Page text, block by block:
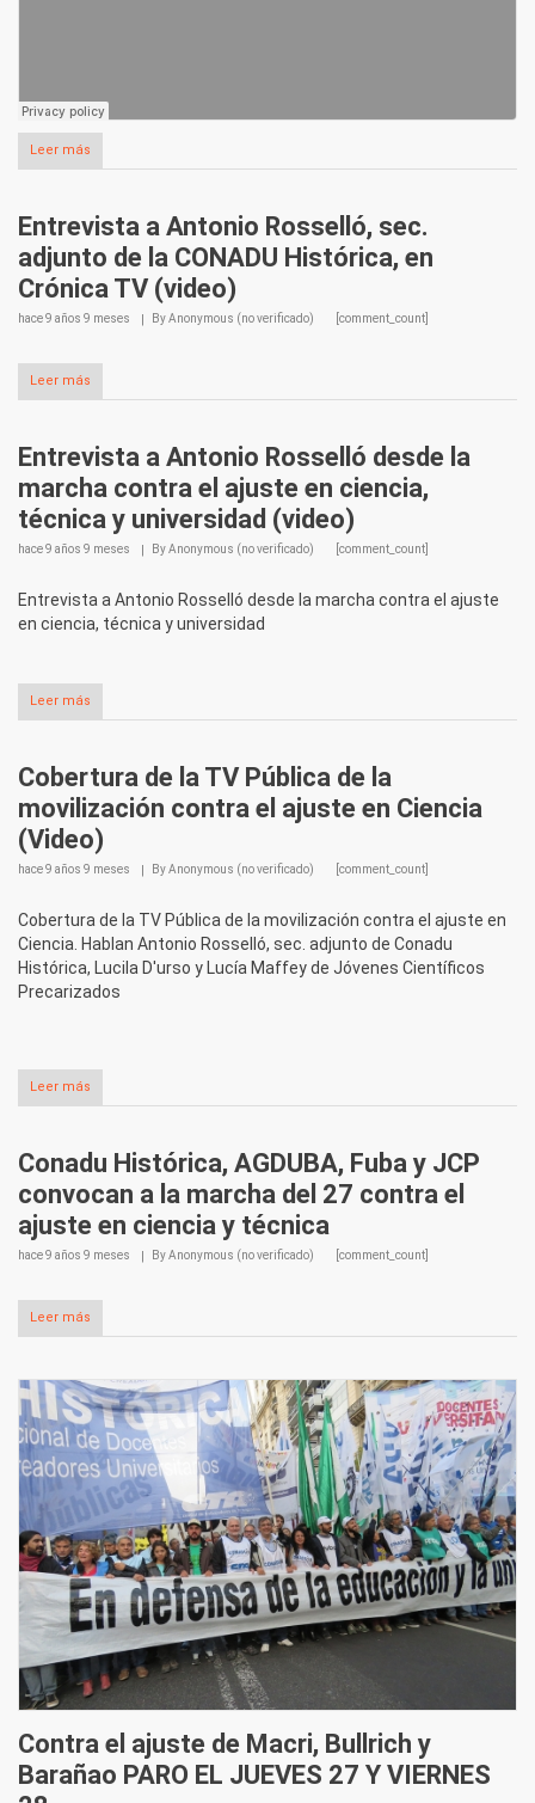
Leer más
Entrevista a Antonio Rosselló, sec.
adjunto de la CONADU Histórica, en
Crónica TV (video)
hace9 años 9 meses ByAnonymous (no verificado) [comment_count]
Leer más
Entrevista a Antonio Rosselló desde la
marcha contra el ajuste en ciencia,
técnica y universidad (video)
hace9 años 9 meses ByAnonymous (no verificado) [comment_count]
Entrevista a Antonio Rosselló desde la marcha contra el ajuste
en ciencia, técnica y universidad
Leer más
Cobertura de la TV Pública de la
movilización contra el ajuste en Ciencia
(Video)
hace9 años 9 meses ByAnonymous (no verificado) [comment_count]
Cobertura de la TV Pública de la movilización contra el ajuste en
Ciencia. Hablan Antonio Rosselló, sec. adjunto de Conadu
Histórica, Lucila D'urso y Lucía Maffey de Jóvenes Científicos
Precarizados
Leer más
Conadu Histórica, AGDUBA, Fuba y JCP
convocan a la marcha del 27 contra el
ajuste en ciencia y técnica
hace9 años 9 meses ByAnonymous (no verificado) [comment_count]
Leer más
Contra el ajuste de Macri, Bullrich y
Barañao PARO EL JUEVES 27 Y VIERNES